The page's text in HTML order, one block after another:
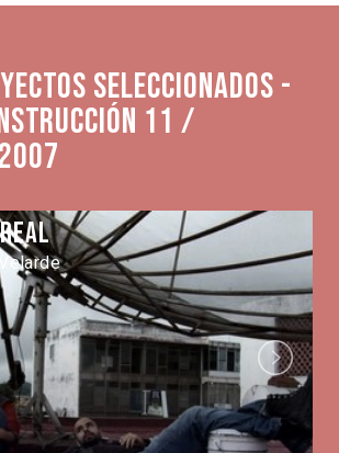
seleccionados -
11 /
Next